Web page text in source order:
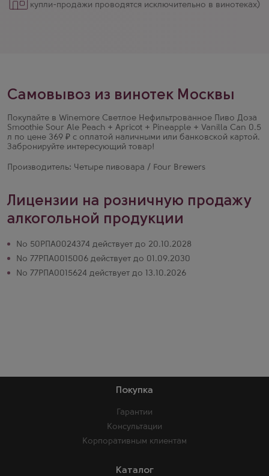
купли-продажи проводятся исключительно в винотеках)
Самовывоз из винотек Москвы
Покупайте в Winemore Светлое Нефильтрованное Пиво Доза
Smoothie Sour Ale Peach + Apricot + Pineapple + Vanilla Can 0.5
л по цене 369 ₽ с оплатой наличными или банковской картой.
Забронируйте интересующий товар!
Производитель: Четыре пивовара / Four Brewers
Лицензии на розничную продажу
алкогольной продукции
№ 50РПА0024374 действует до 20.10.2028
№ 77РПА0015006 действует до 01.09.2030
№ 77РПА0015624 действует до 13.10.2026
Покупка
Гарантии
Консультации
Корпоративным клиентам
Каталог